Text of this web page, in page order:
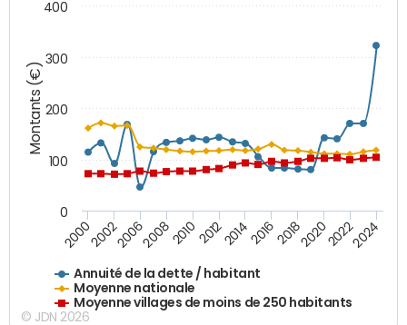
Montants (€)
Annuité de la dette / habitant
Moyenne nationale
Moyenne villages de moins de 250 habitants
200020022006200820102012201420162018202020222024
0
100
200
300
400
© JDN 2026